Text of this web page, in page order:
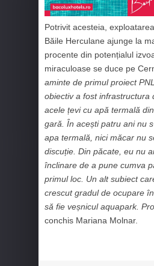
Potrivit acesteia,
Băile Herculane ajunge la
procente din potențialul
miraculoase se duce pe
aminte de primul proiect
obiectiv a fost infrastructura
acele țevi cu apă termală
gară. În acești patru ani nu
apa termală, nici măcar nu
discuție. Din păcate, eu nu
înclinare de a pune cumva
primul loc. Un alt subiect
crescut gradul de ocupare
să fie veșnicul aquapark.
conchis Mariana Molnar.